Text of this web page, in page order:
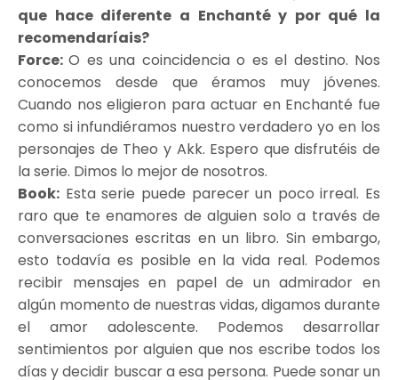
que hace diferente a Enchanté y por qué la
recomendaríais?
Force:O es una coincidencia o es el destino. Nos
conocemos desde que éramos muy jóvenes.
Cuando nos eligieron para actuar en Enchanté fue
como si infundiéramos nuestro verdadero yo en los
personajes de Theo y Akk. Espero que disfrutéis de
la serie. Dimos lo mejor de nosotros.
Book: Esta serie puede parecer un poco irreal. Es
raro que te enamores de alguien solo a través de
conversaciones escritas en un libro. Sin embargo,
esto todavía es posible en la vida real. Podemos
recibir mensajes en papel de un admirador en
algún momento de nuestras vidas, digamos durante
el amor adolescente. Podemos desarrollar
sentimientos por alguien que nos escribe todos los
días y decidir buscar a esa persona. Puede sonar un